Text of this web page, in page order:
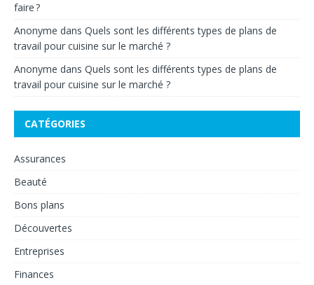
faire ?
Anonyme dans Quels sont les différents types de plans de
travail pour cuisine sur le marché ?
Anonyme dans Quels sont les différents types de plans de
travail pour cuisine sur le marché ?
CATÉGORIES
Assurances
Beauté
Bons plans
Découvertes
Entreprises
Finances